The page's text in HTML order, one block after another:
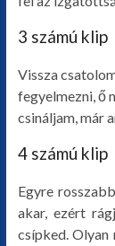
3 számú klip
Vissza
fegyelmezni, ő
csináljam, már
4 számú klip
Egyre
akar, ezért
csípked. Olyan